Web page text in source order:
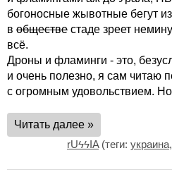
богоносные жывотные бегут
в обществе стаде зреет
всё.
Дроны и фламинги - это,
и очень полезно, я сам читаю
с огромным удовольствием.
Читать далее »
rUϟϟIA(теги: украина,